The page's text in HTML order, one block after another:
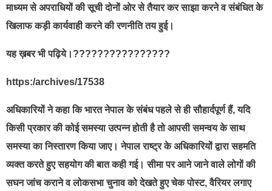
माध्यम से अपराधियों की सूची दोनों ओर से तैयार कर साझा करने व संबंधित के
खिलाफ कड़ी कार्यवाही करने की रणनीति तय हुई।
यह ख़बर भी पढ़िये।????????????????
https:/archives/17538
अधिकारियों ने कहा कि भारत नेपाल के संबंध पहले से ही सौहार्दपूर्ण हैं, यदि
किसी प्रकार की कोई समस्या उत्पन्न होती है तो आपसी समन्वय के साथ
समस्या का निस्तारण किया जाए। नेपाल राष्ट्र के अधिकारियों द्वारा सहमति
व्यक्त करते हुए सहयोग की बात कही गई। सीमा पर आने जाने वाले लोगों की
सघन जांच कराने व लोकसभा चुनाव को देखते हुए चेक पोस्ट, वैरियर लगाए